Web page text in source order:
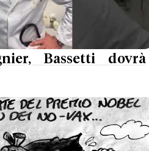
Bassetti dovrà